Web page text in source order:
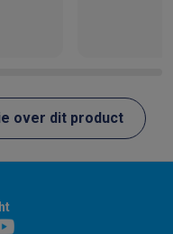
over dit product